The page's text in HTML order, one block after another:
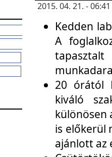
2015. 04. 21. -
Kedden
A
20 órától
kiváló
különösen
is előkerül
ajánlott az